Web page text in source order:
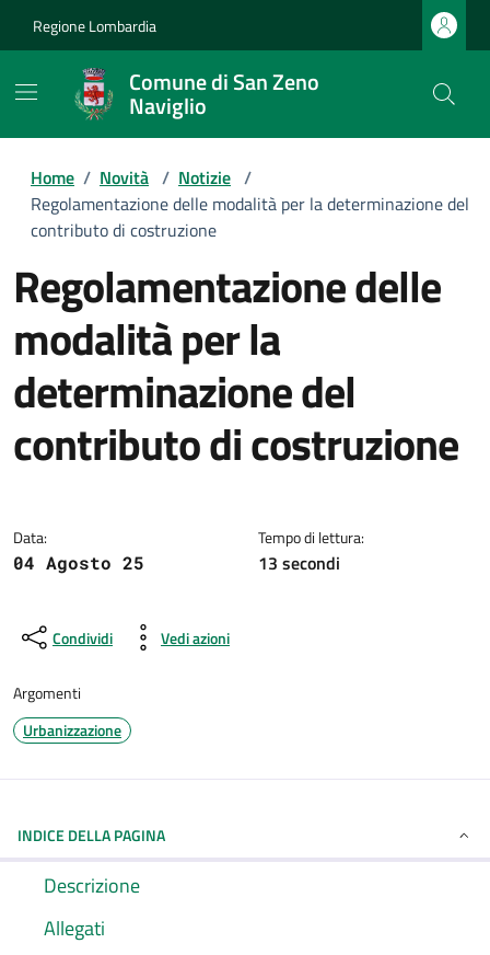
Regione Lombardia
Comune di San Zeno
Naviglio
Home / Novità / Notizie /
Regolamentazione delle modalità per la determinazione del
contributo di costruzione
Regolamentazione delle
modalità per la
determinazione del
contributo di costruzione
Data:
04 Agosto 25
Tempo di lettura:
13 secondi
Condividi Vedi azioni
Argomenti
Urbanizzazione
INDICE DELLA PAGINA
Descrizione
Allegati